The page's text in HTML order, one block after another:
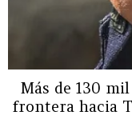
Más de 130
frontera hacia